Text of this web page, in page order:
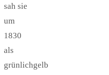
sah sie
um
1830
als
grünlichgelb